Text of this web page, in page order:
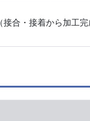
合・接着から加工完